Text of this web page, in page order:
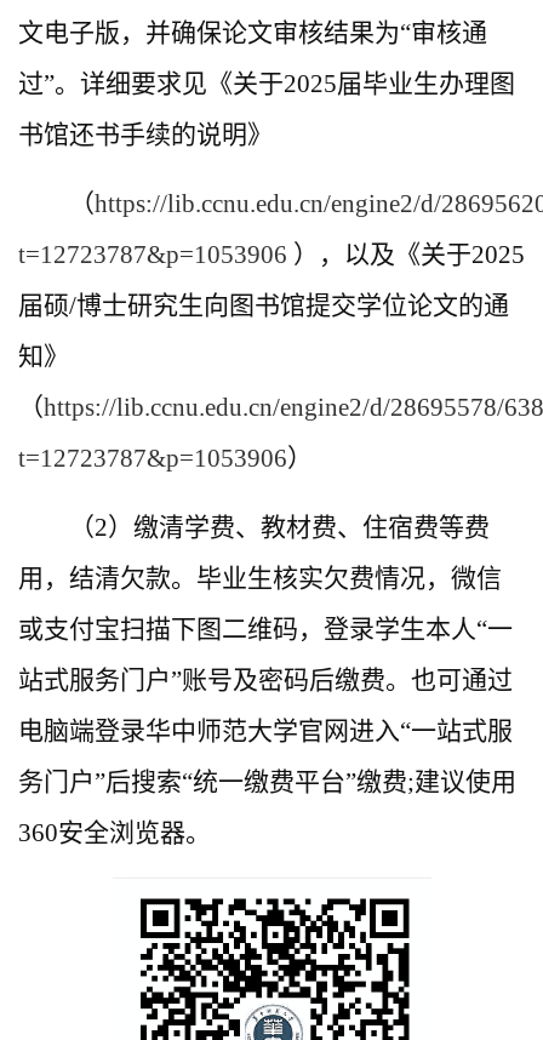
文电子版，并确保论文审核结果为“审核通
过”。详细要求见《关于2025届毕业生办理图
书馆还书手续的说明》
（https://lib.ccnu.edu.cn/engine2/d/
t=12723787&p=1053906 ），以及《关于2025
届硕/博士研究生向图书馆提交学位论文的通
知》
（https://lib.ccnu.edu.cn/engine2/d/28695578/
t=12723787&p=1053906）
（2）缴清学费、教材费、住宿费等费
用，结清欠款。毕业生核实欠费情况，微信
或支付宝扫描下图二维码，登录学生本人“一
站式服务门户”账号及密码后缴费。也可通过
电脑端登录华中师范大学官网进入“一站式服
务门户”后搜索“统一缴费平台”缴费;建议使用
360安全浏览器。